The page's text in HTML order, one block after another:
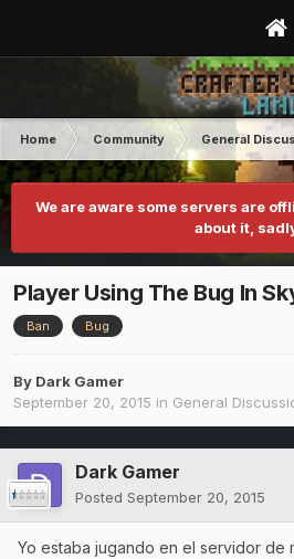
Home Community General
We are aware some servers are
about it,
Player Using The Bug In
Ban Bug
By Dark Gamer
September 20, 2015 in General
Dark Gamer
Posted September 20, 2015
Yo estaba jugando en el servidor de